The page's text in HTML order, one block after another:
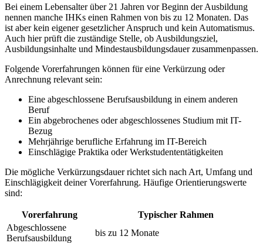
Bei einem Lebensalter über 21 Jahren vor Beginn der Ausbildung
nennen manche IHKs einen Rahmen von bis zu 12 Monaten. Das
ist aber kein eigener gesetzlicher Anspruch und kein Automatismus.
Auch hier prüft die zuständige Stelle, ob Ausbildungsziel,
Ausbildungsinhalte und Mindestausbildungsdauer zusammenpassen.
Folgende Vorerfahrungen können für eine Verkürzung oder
Anrechnung relevant sein:
Eine abgeschlossene Berufsausbildung in einem anderen
Beruf
Ein abgebrochenes oder abgeschlossenes Studium mit IT-
Bezug
Mehrjährige berufliche Erfahrung im IT-Bereich
Einschlägige Praktika oder Werkstudententätigkeiten
Die mögliche Verkürzungsdauer richtet sich nach Art, Umfang und
Einschlägigkeit deiner Vorerfahrung. Häufige Orientierungswerte
sind:
Vorerfahrung
Typischer Rahmen
Abgeschlossene
Berufsausbildung
bis zu 12 Monate